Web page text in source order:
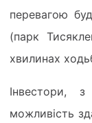
перевагою
(парк
хвилинах
Інвестори,
можливість